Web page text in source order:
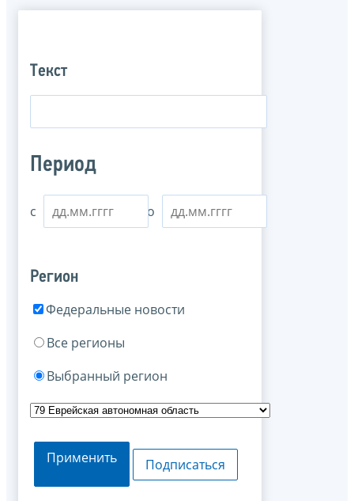
Текст
Период
с по
Регион
Федеральные новости
Все регионы
Выбранный регион
Применить Подписаться